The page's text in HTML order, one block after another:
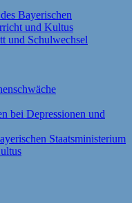
Bayerischen
und Kultus
und Schulwechsel
bei Depressionen und
Staatsministerium